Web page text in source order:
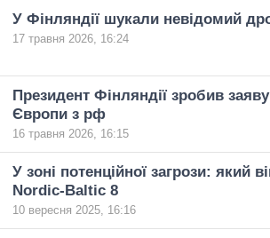
У Фінляндії шукали невідомий
17 травня 2026, 16:24
Президент Фінляндії зробив
Європи з рф
16 травня 2026, 16:15
У зоні потенційної загрози: який
Nordic-Baltic 8
10 вересня 2025, 16:16